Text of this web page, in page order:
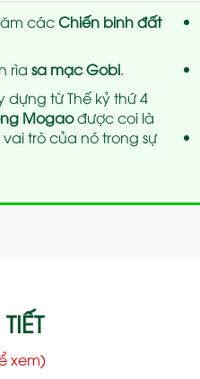
cácChiến binh đất
rìa sa mạc Gobi.
từ Thế kỷ thứ 4
Mogaođược coi là
trò của nó trong sự
xem)